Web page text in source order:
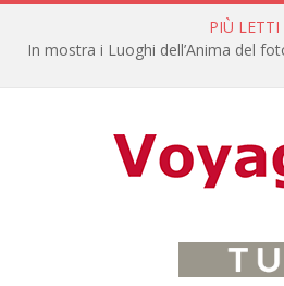
PIÙ LETTI